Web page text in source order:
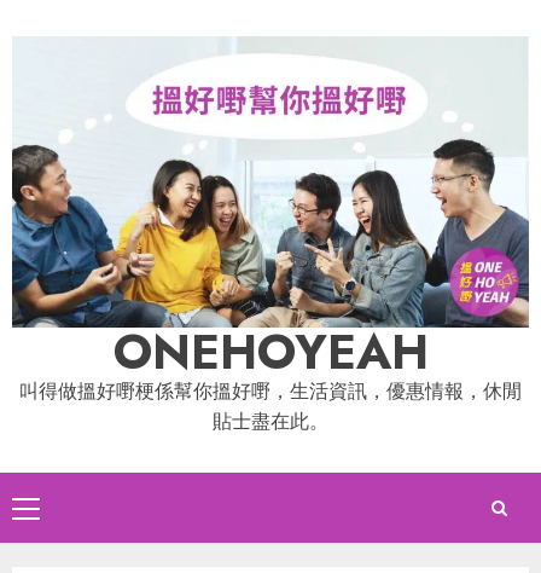
to
ONEHOYEAH
叫得做搵好嘢梗係幫你搵好嘢，生活資訊，優惠情報，休閒
貼士盡在此。
Primary
Menu